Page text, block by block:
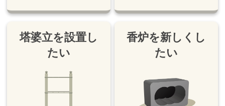
塔婆立を設置し
たい
香炉を新しくし
たい